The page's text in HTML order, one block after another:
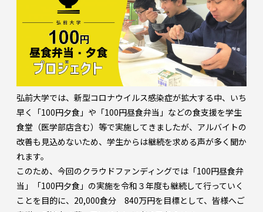
弘前大学では、新型コロナウイルス感染症が拡大する中、いち
早く「100円夕食」や「100円昼食弁当」などの食支援を学生
食堂（医学部店含む）等で実施してきましたが、アルバイトの
改善も見込めないため、学生からは継続を求める声が多く聞か
れます。
このため、今回のクラウドファンディングでは「100円昼食弁
当」「100円夕食」の実施を令和３年度も継続して行っていく
ことを目的に、20,000食分 840万円を目標として、皆様へご